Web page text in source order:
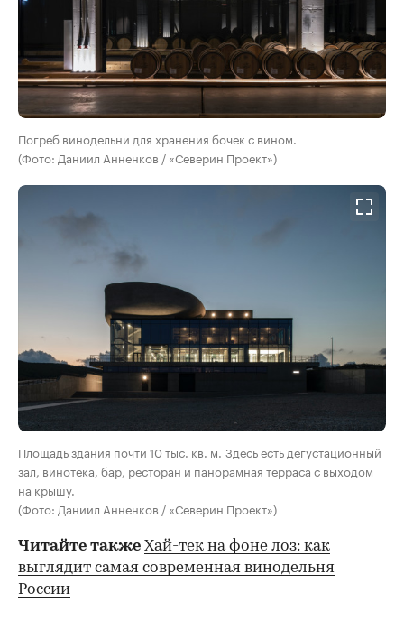
Погреб винодельни для хранения бочек с вином.
(Фото: Даниил Анненков / «Северин Проект»)
Площадь здания почти 10 тыс. кв. м. Здесь есть дегустационный
зал, винотека, бар, ресторан и панорамная терраса с выходом
на крышу.
(Фото: Даниил Анненков / «Северин Проект»)
Читайте также Хай-тек на фоне лоз: как
выглядит самая современная винодельня
России